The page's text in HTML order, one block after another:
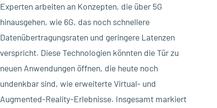
Experten arbeiten an Konzepten, die über 5G
hinausgehen, wie 6G, das noch schnellere
Datenübertragungsraten und geringere Latenzen
verspricht. Diese Technologien könnten die Tür zu
neuen Anwendungen öffnen, die heute noch
undenkbar sind, wie erweiterte Virtual- und
Augmented-Reality-Erlebnisse. Insgesamt markiert